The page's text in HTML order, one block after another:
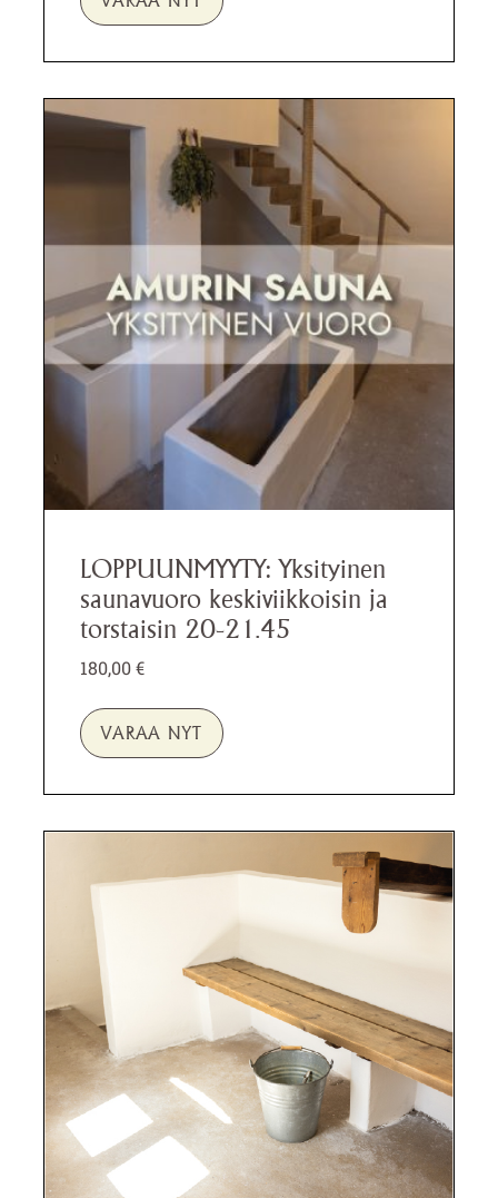
LOPPUUNMYYTY: Yksityinen
saunavuoro keskiviikkoisin ja
torstaisin 20-21.45
180,00€
VARAA NYT